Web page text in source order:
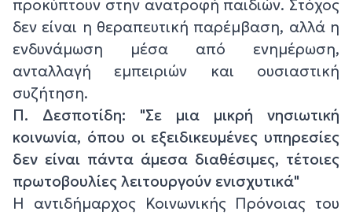
προκύπτουν στην ανατροφή παιδιών. Στόχος
δεν είναι η θεραπευτική παρέμβαση, αλλά η
ενδυνάμωση μέσα από ενημέρωση,
ανταλλαγή εμπειριών και ουσιαστική
συζήτηση.
Π. Δεσποτίδη: "Σε μια μικρή νησιωτική
κοινωνία, όπου οι εξειδικευμένες υπηρεσίες
δεν είναι πάντα άμεσα διαθέσιμες, τέτοιες
πρωτοβουλίες λειτουργούν ενισχυτικά"
Η αντιδήμαρχος Κοινωνικής Πρόνοιας του